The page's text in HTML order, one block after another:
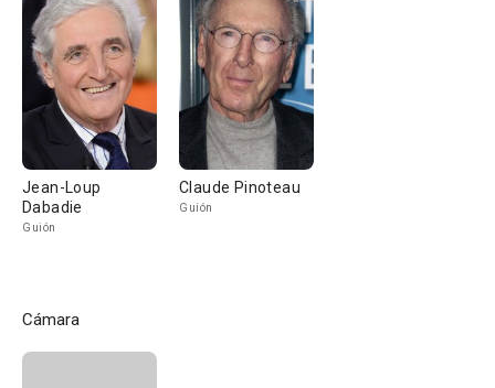
Jean-Loup
Dabadie
Guión
Claude Pinoteau
Guión
Cámara